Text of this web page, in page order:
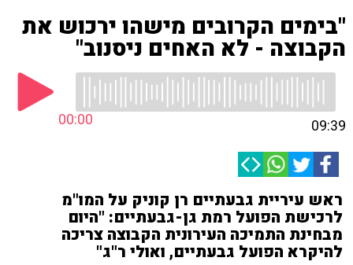
"בימים הקרובים מישהו ירכוש את
הקבוצה - לא האחים ניסנוב"
00:00 09:39
ראש עיריית גבעתיים רן קוניק על המו"מ
לרכישת הפועל רמת גן-גבעתיים: "היום
מבחינת התמיכה העירונית הקבוצה צריכה
להיקרא הפועל גבעתיים, ואולי ר"ג"